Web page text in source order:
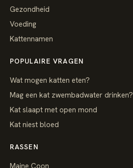
Gezondheid
Voeding
Kattennamen
POPULAIRE VRAGEN
Wat mogen katten eten?
Mag een kat zwembadwater drinken?
Kat slaapt met open mond
Kat niest bloed
RASSEN
Maine Coon